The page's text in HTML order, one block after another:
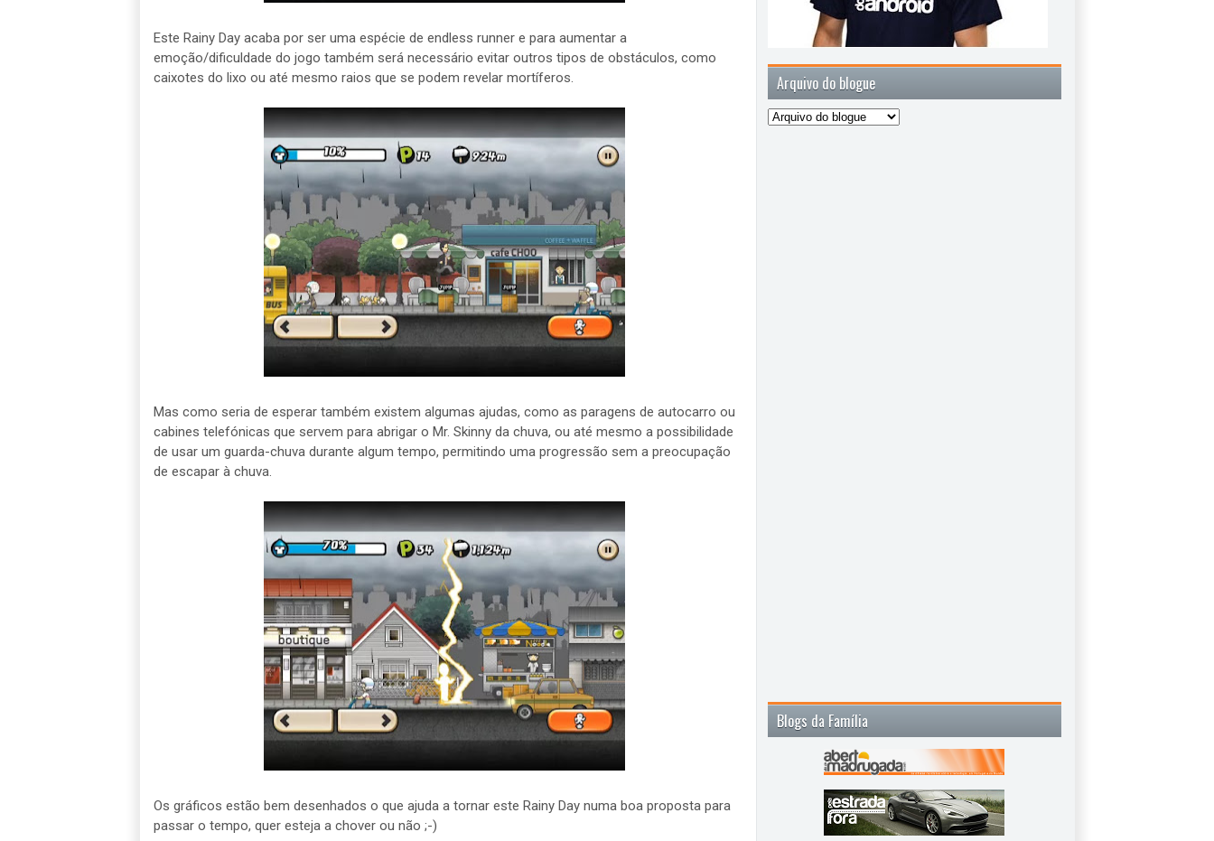
Este Rainy Day acaba por ser uma espécie de endless runner e para aumentar a
emoção/dificuldade do jogo também será necessário evitar outros tipos de obstáculos, como
caixotes do lixo ou até mesmo raios que se podem revelar mortíferos.
Mas como seria de esperar também existem algumas ajudas, como as paragens de autocarro ou
cabines telefónicas que servem para abrigar o Mr. Skinny da chuva, ou até mesmo a possibilidade
de usar um guarda-chuva durante algum tempo, permitindo uma progressão sem a preocupação
de escapar à chuva.
Os gráficos estão bem desenhados o que ajuda a tornar este Rainy Day numa boa proposta para
passar o tempo, quer esteja a chover ou não ;-)
Arquivo do blogue
Blogs da Família